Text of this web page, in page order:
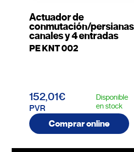
Actuador de
conmutación/persianas
canales y 4 entradas
PE KNT 002
152,01€
PVR
Disponible
en stock
Comprar online